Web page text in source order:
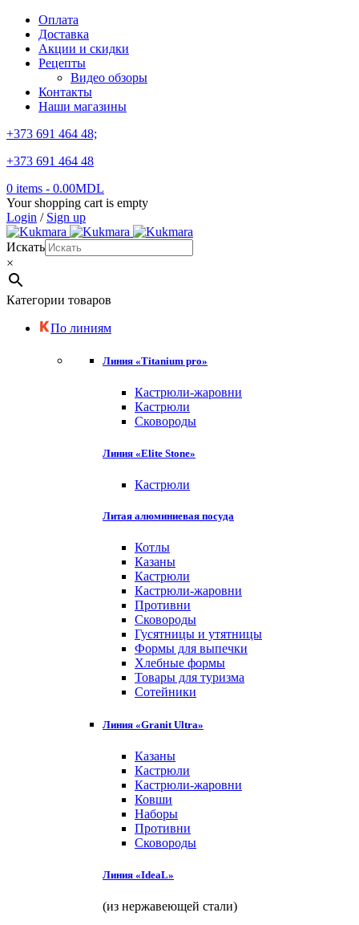
Оплата
Доставка
Акции и скидки
Рецепты
Видео обзоры
Контакты
Наши магазины
+373 691 464 48;
+373 691 464 48
0 items - 0.00MDL
Your shopping cart is empty
Login / Sign up
Искать
×
Категории товаров
По линиям
Линия «Titanium pro»
Кастрюли-жаровни
Кастрюли
Сковороды
Линия «Elite Stone»
Кастрюли
Литая алюминиевая посуда
Котлы
Казаны
Кастрюли
Кастрюли-жаровни
Противни
Сковороды
Гусятницы и утятницы
Формы для выпечки
Хлебные формы
Товары для туризма
Сотейники
Линия «Granit Ultra»
Казаны
Кастрюли
Кастрюли-жаровни
Ковши
Наборы
Противни
Сковороды
Линия «IdeaL»
(из нержавеющей стали)